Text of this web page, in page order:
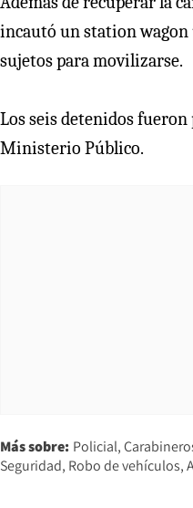
incautó un station
sujetos para movilizarse.
Los seis detenidos
Ministerio Público.
Más sobre: Policial
Seguridad Robo de vehículos